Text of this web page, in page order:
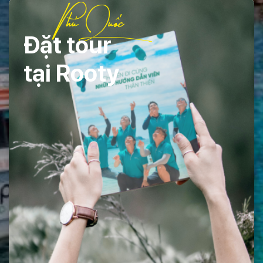
Đặt tour
tại Rooty
Phú Quốc